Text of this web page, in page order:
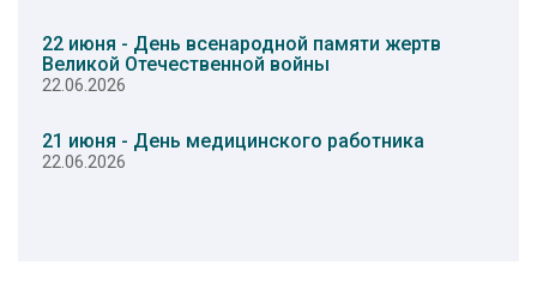
22 июня - День всенародной памяти жертв
Великой Отечественной войны
22.06.2026
21 июня - День медицинского работника
22.06.2026